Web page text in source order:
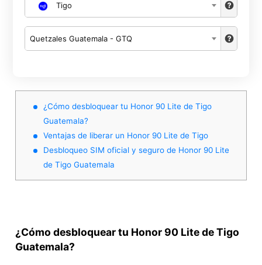
Tigo
Quetzales Guatemala - GTQ
¿Cómo desbloquear tu Honor 90 Lite de Tigo
Guatemala?
Ventajas de liberar un Honor 90 Lite de Tigo
Desbloqueo SIM oficial y seguro de Honor 90 Lite
de Tigo Guatemala
¿Cómo desbloquear tu Honor 90 Lite de Tigo
Guatemala?